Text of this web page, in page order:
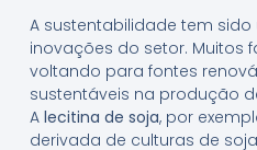
A sustentabilidade tem
inovações do setor. Muitos
voltando para fontes
sustentáveis na produção
A lecitina de soja, por
derivada de culturas de